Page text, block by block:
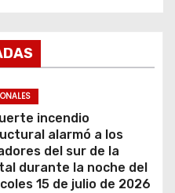
incendio
alarmó a los
del sur de la
durante la noche del
15 de julio de 2026